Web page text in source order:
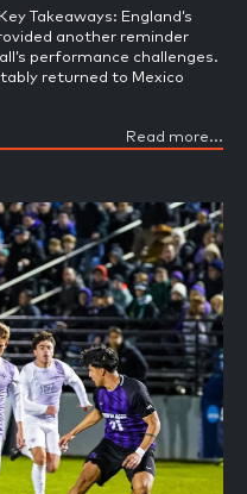
Takeaways: England’s
another reminder
performance challenges.
returned to Mexico
Read more...